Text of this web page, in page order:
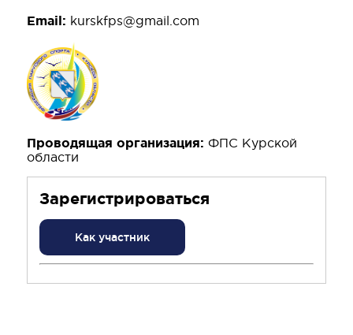
Email: kurskfps@gmail.com
Проводящая организация: ФПС Курской
области
Зарегистрироваться
Как участник